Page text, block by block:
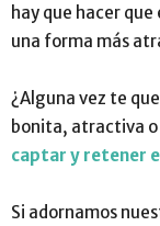
hay que hacer
una forma más
¿Alguna vez te
bonita, atractiva o
captar y retener
Si adornamos